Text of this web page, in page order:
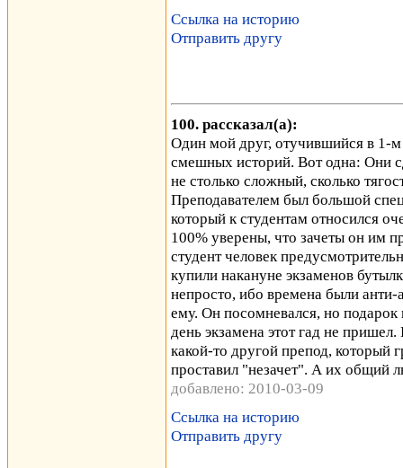
Ссылка на историю
Отправить другу
100. рассказал(а):
Один мой друг, отучившийся в 1-
смешных историй. Вот одна: Они
не столько сложный, сколько
Преподавателем был большой
который к студентам относился
100% уверены, что зачеты он им
студент человек
купили накануне экзаменов
непросто, ибо времена были
ему. Он посомневался, но подарок
день экзамена этот гад не
какой-то другой препод, который
проставил "незачет". А их общий
добавлено: 2010-03-09
Ссылка на историю
Отправить другу